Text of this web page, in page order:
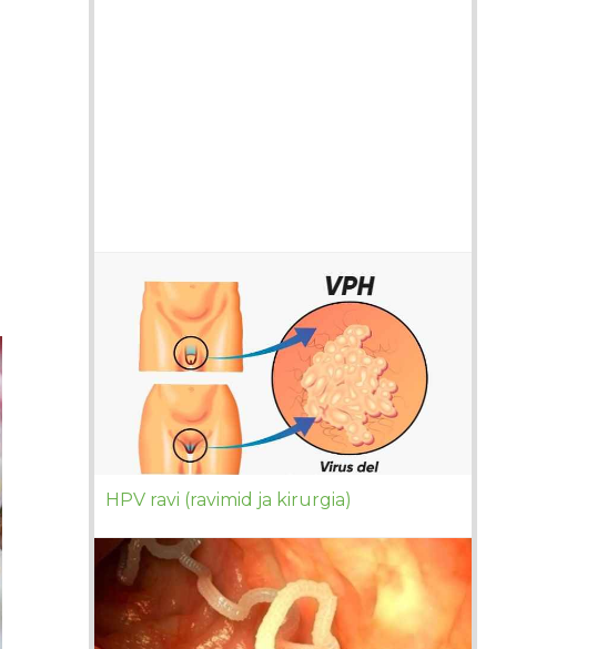
HPV ravi (ravimid ja kirurgia)